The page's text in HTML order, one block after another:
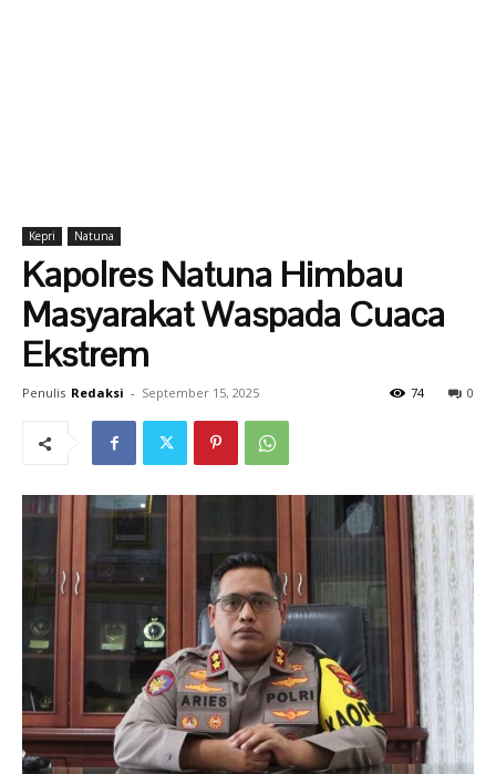
Kepri Natuna
Kapolres Natuna Himbau
Masyarakat Waspada Cuaca
Ekstrem
Penulis Redaksi - September 15, 2025 0
74